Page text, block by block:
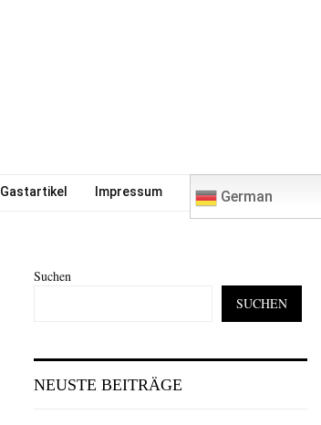
Gastartikel Impressum German
Suchen
SUCHEN
NEUSTE BEITRÄGE